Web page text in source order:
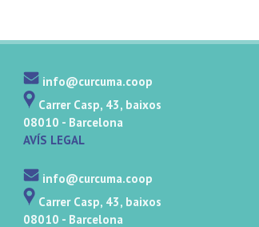
info@curcuma.coop
Carrer Casp, 43, baixos
08010 - Barcelona
AVÍS LEGAL
info@curcuma.coop
Carrer Casp, 43, baixos
08010 - Barcelona